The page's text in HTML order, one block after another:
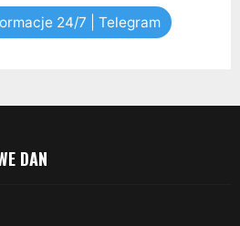
24/7 | Telegram
DAN